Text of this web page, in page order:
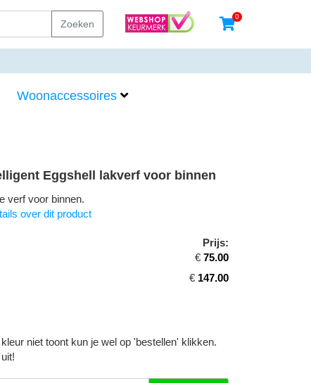
Zoeken
0
Woonaccessoires
Eggshell lakverf voor binnen
verf voor binnen.
over dit product
Prijs:
€ 75.00
€ 147.00
niet toont kun je wel op 'bestellen' klikken.